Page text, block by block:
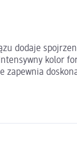
dodaje
kolor